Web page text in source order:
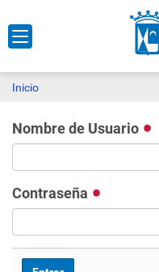
Inicio
Nombre de Usuario
Contraseña